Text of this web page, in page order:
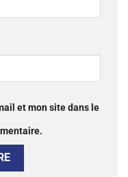
et mon site dans le